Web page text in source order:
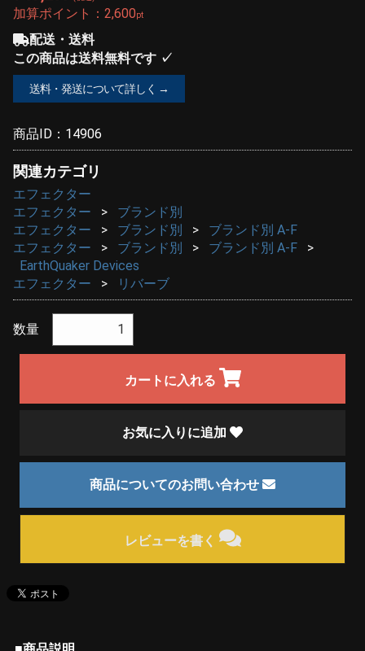
加算ポイント： 2,600pt
配送・送料
この商品は送料無料です ✓
送料・発送について詳しく →
商品ID： 14906
関連カテゴリ
エフェクター
エフェクター
ブランド別
エフェクター
ブランド別
ブランド別 A-F
エフェクター
ブランド別
ブランド別 A-F
EarthQuaker Devices
エフェクター
リバーブ
数量
カートに入れる
お気に入りに追加
商品についてのお問い合わせ
レビューを書く